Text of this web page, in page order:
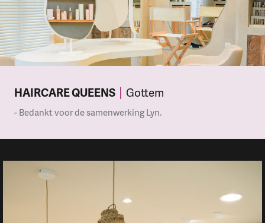
HAIRCARE QUEENS Gottem
- Bedankt voor de samenwerking Lyn.